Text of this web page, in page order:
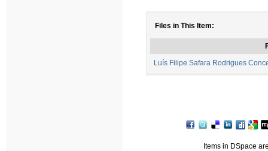
Files in This Item:
Luís Filipe Safara Rodrigues
Items in DSpace